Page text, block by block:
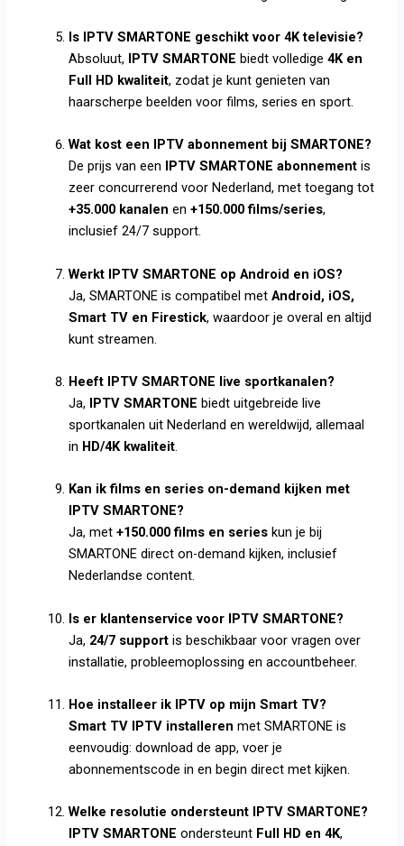
Is IPTV SMARTONE geschikt voor 4K televisie?
Absoluut, IPTV SMARTONE biedt volledige4K en
Full HD kwaliteit, zodat je kunt genieten van
haarscherpe beelden voor films, series en sport.
Wat kost een IPTV abonnement bij SMARTONE?
De prijs van een
IPTV SMARTONE abonnement is
zeer concurrerend voor Nederland, met toegang tot
+35.000 kanalen en+150.000 films/series,
inclusief 24/7 support.
Werkt IPTV SMARTONE op Android en iOS?
Ja, SMARTONE is compatibel metAndroid, iOS,
Smart TV en Firestick, waardoor je overal en altijd
kunt streamen.
Heeft IPTV SMARTONE live sportkanalen?
Ja, IPTV SMARTONE biedt uitgebreide live
sportkanalen uit Nederland en wereldwijd, allemaal
in HD/4K kwaliteit.
Kan ik films en series on-demand kijken met
IPTV SMARTONE?
Ja, met+150.000 films en series kun je bij
SMARTONE direct on-demand kijken, inclusief
Nederlandse content.
Is er klantenservice voor IPTV SMARTONE?
Ja, 24/7 support is beschikbaar voor vragen over
installatie, probleemoplossing en accountbeheer.
Hoe installeer ik IPTV op mijn Smart TV?
Smart TV IPTV installeren met SMARTONE is
eenvoudig: download de app, voer je
abonnementscode in en begin direct met kijken.
Welke resolutie ondersteunt IPTV SMARTONE?
IPTV SMARTONE ondersteunt Full HD en 4K,